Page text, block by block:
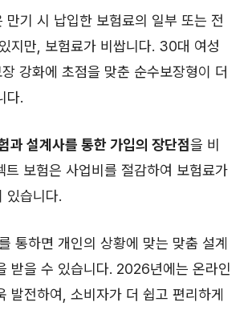
만기 시 납입한 보험료의 일부 또는 전
지만, 보험료가 비쌉니다. 30대 여성
강화에 초점을 맞춘 순수보장형이 더
다.
과 설계사를 통한 가입의 장단점을 비
트 보험은 사업비를 절감하여 보험료가
있습니다.
통하면 개인의 상황에 맞는 맞춤 설계
받을 수 있습니다. 2026년에는 온라인
발전하여, 소비자가 더 쉽고 편리하게